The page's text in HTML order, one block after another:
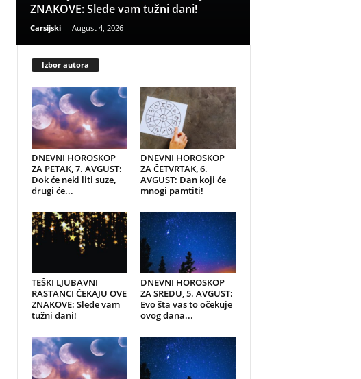
ZNAKOVE: Slede vam tužni dani!
Carsijski - August 4, 2026
Izbor autora
DNEVNI HOROSKOP
ZA PETAK, 7. AVGUST:
Dok će neki liti suze,
drugi će...
DNEVNI HOROSKOP
ZA ČETVRTAK, 6.
AVGUST: Dan koji će
mnogi pamtiti!
TEŠKI LJUBAVNI
RASTANCI ČEKAJU OVE
ZNAKOVE: Slede vam
tužni dani!
DNEVNI HOROSKOP
ZA SREDU, 5. AVGUST:
Evo šta vas to očekuje
ovog dana...